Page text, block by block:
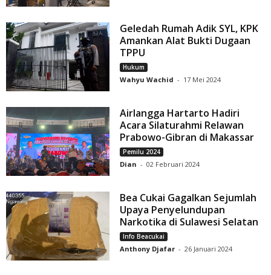
Geledah Rumah Adik SYL, KPK
Amankan Alat Bukti Dugaan
TPPU
Hukum
Wahyu Wachid - 17 Mei 2024
Airlangga Hartarto Hadiri
Acara Silaturahmi Relawan
Prabowo-Gibran di Makassar
Pemilu 2024
Dian - 02 Februari 2024
Bea Cukai Gagalkan Sejumlah
Upaya Penyelundupan
Narkotika di Sulawesi Selatan
Info Beacukai
Anthony Djafar - 26 Januari 2024